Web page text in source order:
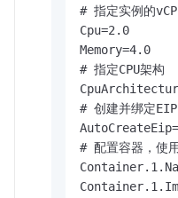
# 指定实例的
Cpu=2.0
Memory=4.0
# 指定CPU架构
# 创建并绑定
# 配置容器，使